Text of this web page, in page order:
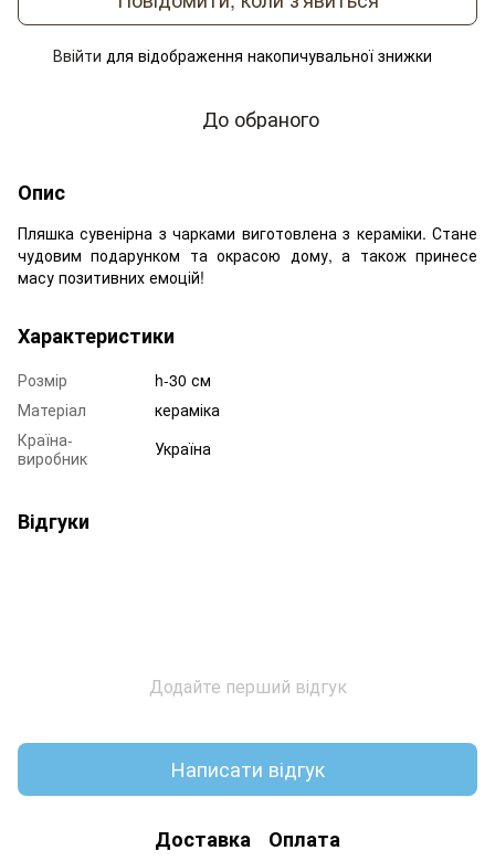
Ввійти для відображення накопичувальної знижки
До обраного
Опис
Пляшка сувенірна з чарками виготовлена з кераміки. Стане
чудовим подарунком та окрасою дому, а також принесе
масу позитивних емоцій!
Характеристики
Розмір
h-30 см
Матеріал
кераміка
Країна-
виробник
Україна
Відгуки
Додайте перший відгук
Написати відгук
Доставка Оплата